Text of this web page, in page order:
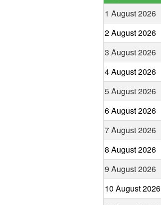
1 August 2026
2 August 2026
3 August 2026
4 August 2026
5 August 2026
6 August 2026
7 August 2026
8 August 2026
9 August 2026
10 August 2026